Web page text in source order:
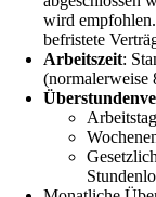
wird
befristete
Arbeitszeit:
(normalerweise